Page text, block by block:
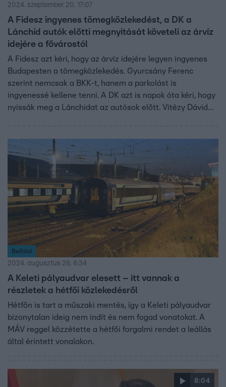
2024. szeptember 20. 17:07
A Fidesz ingyenes tömegközlekedést, a DK a
Lánchíd autók előtti megnyitását követeli az árvíz
idejére a fővárostól
A Fidesz azt kéri, hogy az árvíz idejére legyen ingyenes
Budapesten a tömegközlekedés. Gyurcsány Ferenc
szerint nemcsak a BKK-t, hanem a parkolást is
ingyenessé kellene tenni. A DK azt is napok óta kéri, hogy
nyissák meg a Lánchidat az autósok előtt. Vitézy Dávid
mondta, ezek az ötletek nem segítenek.
Belföld
2024. augusztus 26. 6:34
A Keleti pályaudvar elesett – itt vannak a
részletek a hétfői közlekedésről
Hétfőn is tart a műszaki mentés, így a Keleti pályaudvar
bizonytalan ideig nem indít és nem fogad vonatokat. A
MÁV reggel közzétette a hétfői forgalmi rendet a leállás
által érintett vonalakon.
8:04